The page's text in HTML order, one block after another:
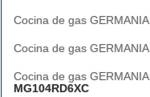
Cocina de gas GERMANIA
Cocina de gas GERMANIA
Cocina de gas GERMANIA
MG104RD6XC